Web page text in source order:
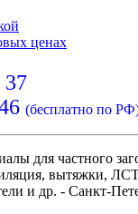
ценах
37
(бесплатно по
для частного
вытяжки,
и др. - Санкт-